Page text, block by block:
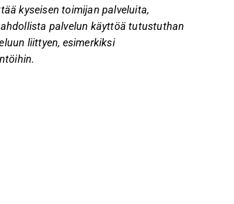
kyseisen toimijan palveluita,
palvelun käyttöä tutustuthan
liittyen, esimerkiksi